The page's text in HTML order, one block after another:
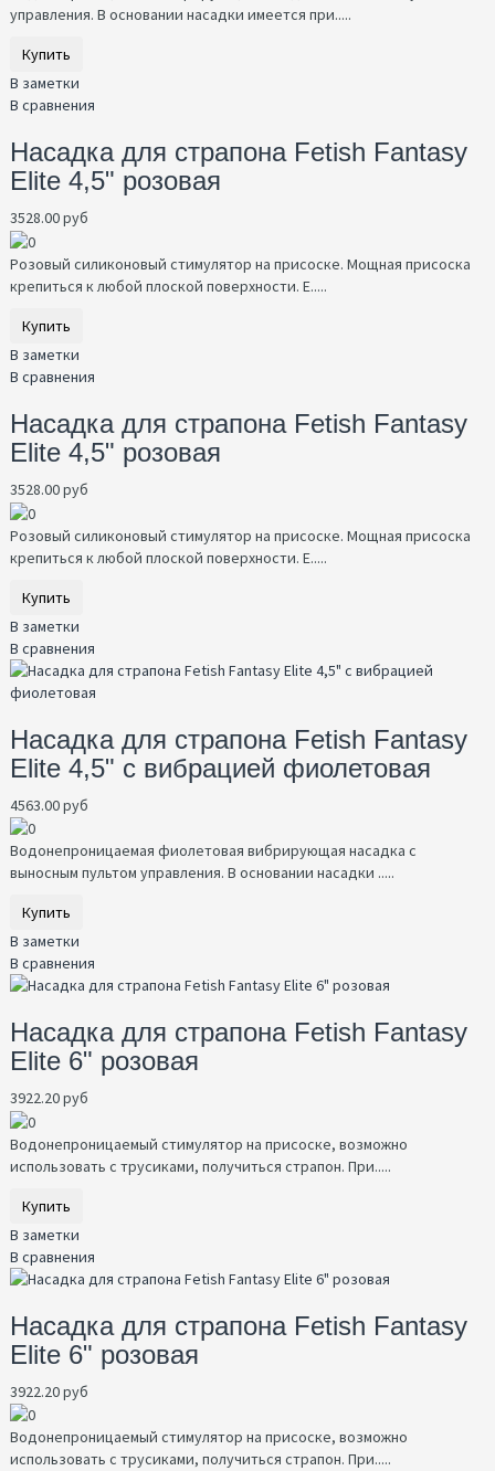
управления. В основании насадки имеется при.....
Купить
В заметки
В сравнения
Насадка для страпона Fetish Fantasy
Elite 4,5" розовая
3528.00 руб
Розовый силиконовый стимулятор на присоске. Мощная присоска
крепиться к любой плоской поверхности. Е.....
Купить
В заметки
В сравнения
Насадка для страпона Fetish Fantasy
Elite 4,5" розовая
3528.00 руб
Розовый силиконовый стимулятор на присоске. Мощная присоска
крепиться к любой плоской поверхности. Е.....
Купить
В заметки
В сравнения
Насадка для страпона Fetish Fantasy
Elite 4,5" с вибрацией фиолетовая
4563.00 руб
Водонепроницаемая фиолетовая вибрирующая насадка с
выносным пультом управления. В основании насадки .....
Купить
В заметки
В сравнения
Насадка для страпона Fetish Fantasy
Elite 6" розовая
3922.20 руб
Водонепроницаемый стимулятор на присоске, возможно
использовать с трусиками, получиться страпон. При.....
Купить
В заметки
В сравнения
Насадка для страпона Fetish Fantasy
Elite 6" розовая
3922.20 руб
Водонепроницаемый стимулятор на присоске, возможно
использовать с трусиками, получиться страпон. При.....